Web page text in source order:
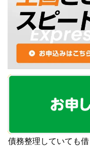
債務整理していても